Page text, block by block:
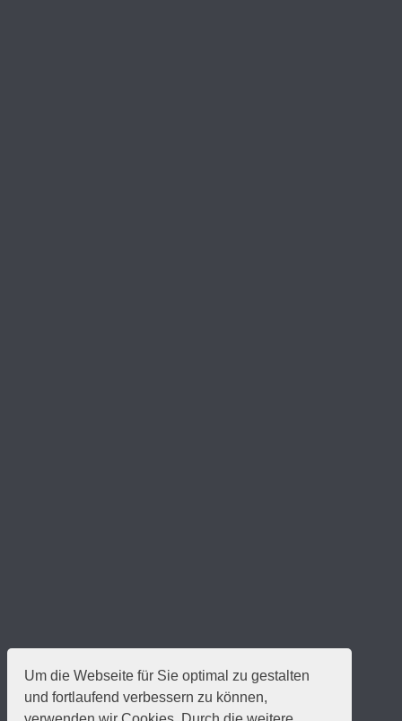
Um die Webseite für Sie optimal zu gestalten
und fortlaufend verbessern zu können,